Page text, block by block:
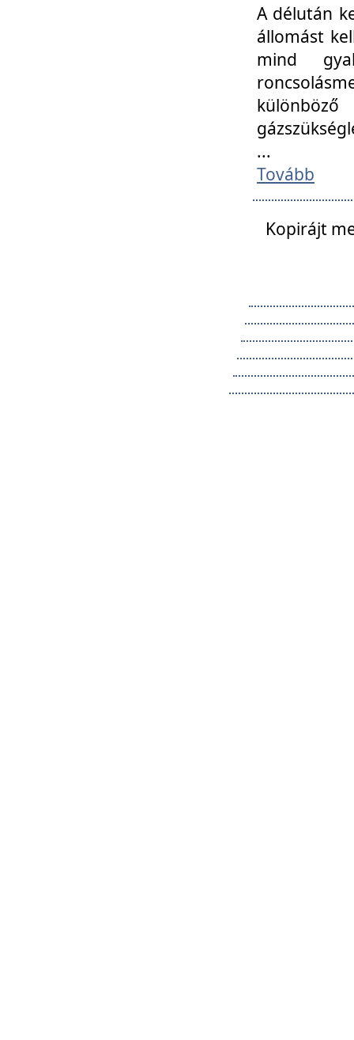
A délután
állomást
mind
...
Tovább
Kopirájt